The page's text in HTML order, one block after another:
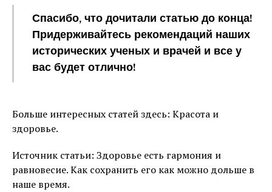
Спасибо, что дочитали статью до конца!
Придерживайтесь рекомендаций наших
исторических ученых и врачей и все у
вас будет отлично!
Больше интересных статей здесь: Красота и
здоровье.
Источник статьи: Здоровье есть гармония и
равновесие. Как сохранить его как можно дольше в
наше время.